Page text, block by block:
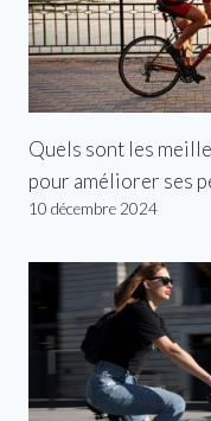
Quels sont les
pour améliorer ses
10 décembre 2024